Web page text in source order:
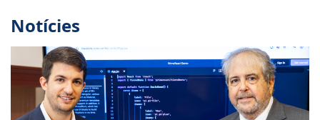
Notícies